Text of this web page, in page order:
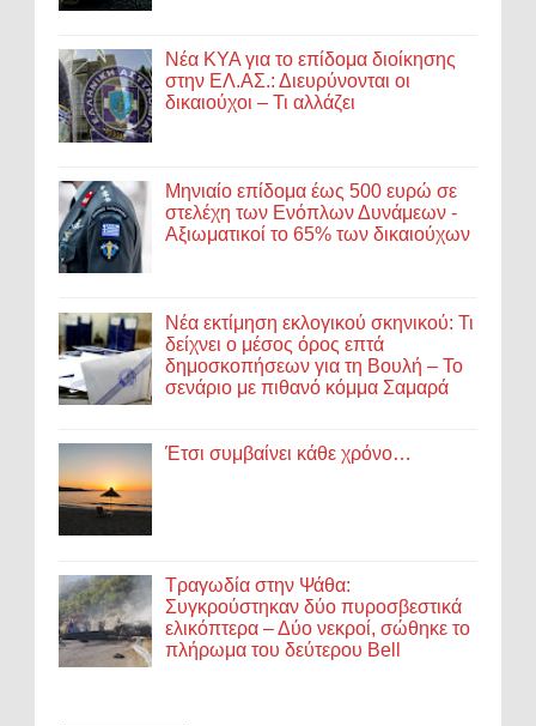
Νέα ΚΥΑ για το επίδομα διοίκησης
στην ΕΛ.ΑΣ.: Διευρύνονται οι
δικαιούχοι – Τι αλλάζει
Μηνιαίο επίδομα έως 500 ευρώ σε
στελέχη των Ενόπλων Δυνάμεων -
Αξιωματικοί το 65% των δικαιούχων
Νέα εκτίμηση εκλογικού σκηνικού: Τι
δείχνει ο μέσος όρος επτά
δημοσκοπήσεων για τη Βουλή – Το
σενάριο με πιθανό κόμμα Σαμαρά
Έτσι συμβαίνει κάθε χρόνο…
Τραγωδία στην Ψάθα:
Συγκρούστηκαν δύο πυροσβεστικά
ελικόπτερα – Δύο νεκροί, σώθηκε το
πλήρωμα του δεύτερου Bell